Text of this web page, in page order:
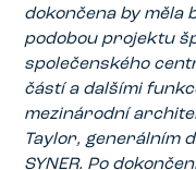
dokončena by měla
podobou projektu
společenského
částí a dalšími
mezinárodní
Taylor, generálním
SYNER. Po